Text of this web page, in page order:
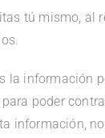
tú mismo, al
la información
poder
información,